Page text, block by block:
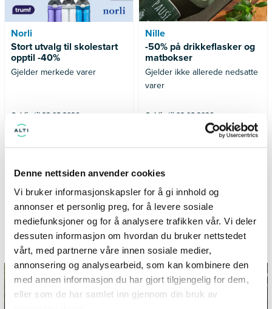
Denne nettsiden anvender cookies
Vi bruker informasjonskapsler for å gi innhold og
annonser et personlig preg, for å levere sosiale
mediefunksjoner og for å analysere trafikken vår. Vi deler
dessuten informasjon om hvordan du bruker nettstedet
vårt, med partnerne våre innen sosiale medier,
annonsering og analysearbeid, som kan kombinere den
med annen informasjon du har gjort tilgjengelig for dem,
eller som de har samlet inn gjennom din bruk av
Norli
Stort utvalg til skolestart
opptil -40%
Gjelder merkede varer
Gyldig til 23.08.2026
Nille
-50% på drikkeflasker og
matbokser
Gjelder ikke allerede nedsatte
varer
Gyldig til 09.08.2026
SE FLERE TILBUD
Informasjon og inspirasjon fra
TillerTorget